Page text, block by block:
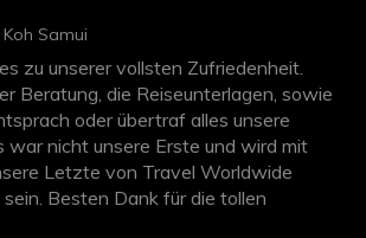
Samui
zu unserer vollsten Zufriedenheit.
Beratung, die Reiseunterlagen, sowie
oder übertraf alles unsere
war nicht unsere Erste und wird mit
Letzte von Travel Worldwide
Besten Dank für die tollen